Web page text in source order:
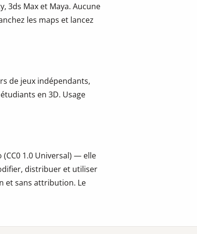
3ds Max et Maya. Aucune
les maps et lancez
de jeux indépendants,
en 3D. Usage
1.0 Universal) — elle
distribuer et utiliser
et sans attribution. Le